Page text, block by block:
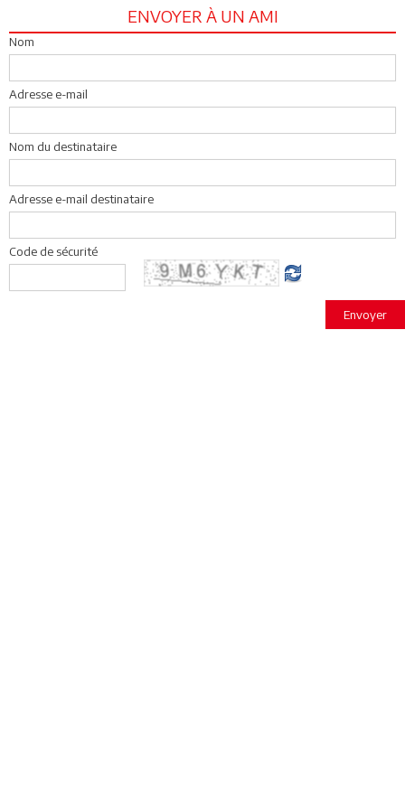
ENVOYER À UN AMI
Nom
Adresse e-mail
Nom du destinataire
Adresse e-mail destinataire
Code de sécurité
Envoyer